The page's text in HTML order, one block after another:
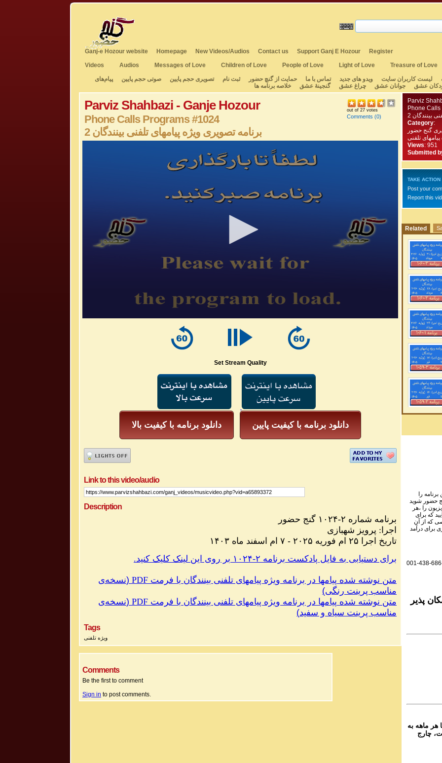
Ganj-e Hozour website Homepage New Videos/Audios Contact us Support Ganj E Hozour
Register
Videos
Audios Messages of Love Children of Love People of Love Light of Love Treasure of Love
لیست کاربران سایت ویدو های جدید تماس با ما حمایت از گنچ حضور ثبت نام تصویری حجم پایین صوتی حجم پایین
پیام‌های
عشق جوانان عشق چراغ عشق گنجینهٔ عشق خلاصه برنامه ها
Parviz Shahbazi - Ganje Hozour
Phone Calls Programs #1024
2 برنامه تصویری ویژه پیامهای تلفنی بینندگان
out of 27 votes
Comments (0)
Set Stream Quality
دانلود برنامه با کیفیت بالا دانلود برنامه با کیفیت پایین
Link to this video/audio
Description
برنامه شماره ۲ -۱۰۲۴
گنج حضور
اجرا: پرویز شهبازی
۱۴۰۳ تاریخ اجرا ۲۵ ام فوریه ۲۰۲۵ - ۷ ام اسفند ماه
.برای دستیابی به فایل پادکست برنامه ۲-۱۰۲۴ بر روی این لینک کلیک کنید
متن نوشته شده پیامها در برنامه ویژه پیامهای تلفنی بینندگان با فرمت PDF
(نسخه‌ی
مناسب پرینت رنگی)
متن نوشته شده پیامها در برنامه ویژه پیامهای تلفنی بینندگان با فرمت PDF
(نسخه‌ی
مناسب پرینت سیاه و سفید)
Tags
ویژه تلفنی
Comments
Be the first to comment
Sign in to post comments.
Parviz
Phone
بینندگان
Category:
گنج حضور
تلفنی
Views: 951
Submitted
TAKE ACTION
Post your
Report this
Related
را
حضور شوید
را ،هر
که برای
که از آن
برای درآمد
001-438-
پذیر
هر ماهه به
چارج